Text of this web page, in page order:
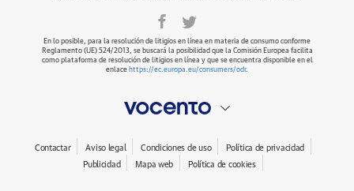
En lo posible, para la resolución de litigios en línea en materia de consumo conforme
Reglamento (UE) 524/2013, se buscará la posibilidad que la Comisión Europea facilita
como plataforma de resolución de litigios en línea y que se encuentra disponible en el
enlace https://ec.europa.eu/consumers/odr.
Contactar Aviso legal Condiciones de uso
Política de privacidad
Publicidad
Mapa web Política de cookies